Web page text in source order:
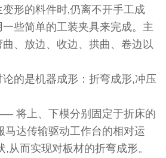
形的料件时‚仍离不开手工成
些简单的工装夹具来完成。主
、放边、收边、拱曲、卷边以
是机器成形：折弯成形,冲压
上、下模分别固定于折床的
马达传输驱动工作台的相对运
从而实现对板材的折弯成形。